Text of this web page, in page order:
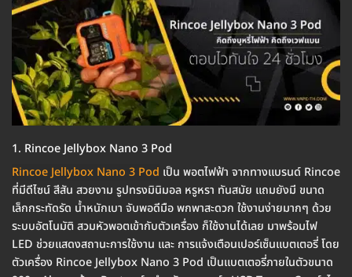
1. Rincoe Jellybox Nano 3 Pod
Rincoe Jellybox Nano 3 Pod เป็น พอตไฟฟ้า จากทางแบรนด์ Rincoe
ที่มีดีไซน์ สีสัน สวยงาม รูปทรงมินิมอล หรูหรา ทันสมัย แถมยังมี ขนาด
เล็กกระทัดรัด น้ำหนักเบา จับพอดีมือ พกพาสะดวก ใช้งานง่ายมากๆ ด้วย
ระบบอัตโนมัติ สวมหัวพอตเข้ากับตัวเครื่อง ก็ใช้งานได้เลย มาพร้อมไฟ
LED ช่วยแสดงสถานะการใช้งาน และ การแจ้งเตือนเปอร์เซ็นแบตเตอรี่ โดย
ตัวเครื่อง Rincoe Jellybox Nano 3 Pod เป็นแบตเตอรี่ภายในตัวขนาด